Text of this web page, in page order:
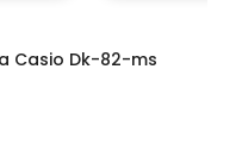
Casio Dk-82-ms